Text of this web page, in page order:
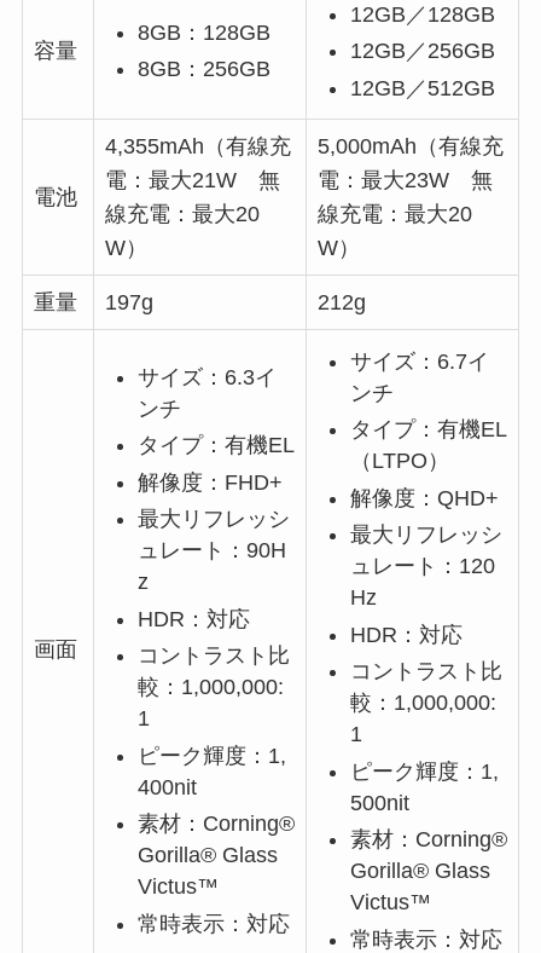
容量
8GB：128GB
8GB：256GB
12GB／128GB
12GB／256GB
12GB／512GB
電池
4,355mAh（有線充
電：最大21W 無
線充電：最大20
W）
5,000mAh（有線充
電：最大23W 無
線充電：最大20
W）
重量 197g 212g
画面
サイズ：6.3イ
ンチ
タイプ：有機EL
解像度：FHD+
最大リフレッシ
ュレート：90H
z
HDR：対応
コントラスト比
較：1,000,000:
1
ピーク輝度：1,
400nit
素材：Corning®
Gorilla® Glass
Victus™
常時表示：対応
サイズ：6.7イ
ンチ
タイプ：有機EL
（LTPO）
解像度：QHD+
最大リフレッシ
ュレート：120
Hz
HDR：対応
コントラスト比
較：1,000,000:
1
ピーク輝度：1,
500nit
素材：Corning®
Gorilla® Glass
Victus™
常時表示：対応